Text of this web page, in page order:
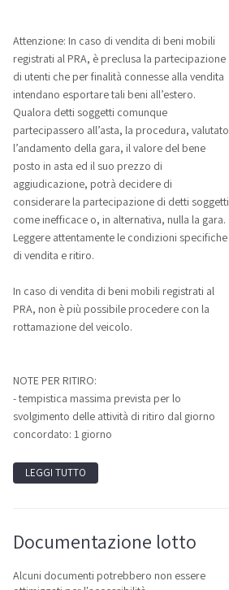
Attenzione: In caso di vendita di beni mobili
registrati al PRA, è preclusa la partecipazione
di utenti che per finalità connesse alla vendita
intendano esportare tali beni all’estero.
Qualora detti soggetti comunque
partecipassero all’asta, la procedura, valutato
l’andamento della gara, il valore del bene
posto in asta ed il suo prezzo di
aggiudicazione, potrà decidere di
considerare la partecipazione di detti soggetti
come inefficace o, in alternativa, nulla la gara.
Leggere attentamente le condizioni specifiche
di vendita e ritiro.
In caso di vendita di beni mobili registrati al
PRA, non è più possibile procedere con la
rottamazione del veicolo.
NOTE PER RITIRO:
- tempistica massima prevista per lo
svolgimento delle attività di ritiro dal giorno
concordato: 1 giorno
LEGGI TUTTO
Documentazione lotto
Alcuni documenti potrebbero non essere